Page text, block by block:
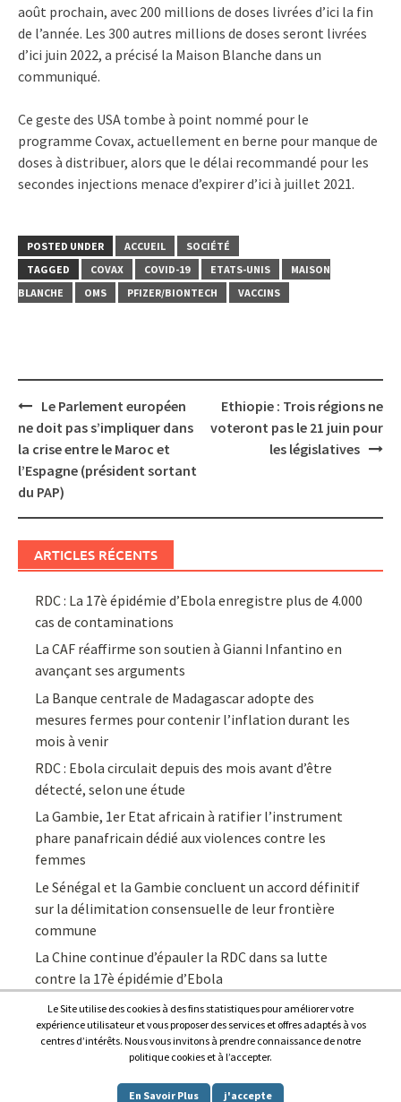
août prochain, avec 200 millions de doses livrées d’ici la fin
de l’année. Les 300 autres millions de doses seront livrées
d’ici juin 2022, a précisé la Maison Blanche dans un
communiqué.
Ce geste des USA tombe à point nommé pour le
programme Covax, actuellement en berne pour manque de
doses à distribuer, alors que le délai recommandé pour les
secondes injections menace d’expirer d’ici à juillet 2021.
POSTED UNDER ACCUEIL
SOCIÉTÉ
TAGGED
COVAX COVID-19 ETATS-UNIS
MAISON
BLANCHE
OMS PFIZER/BIONTECH VACCINS
Post
navigation
Le Parlement européen
ne doit pas s’impliquer dans
la crise entre le Maroc et
l’Espagne (président sortant
du PAP)
Ethiopie : Trois régions ne
voteront pas le 21 juin pour
les législatives
ARTICLES RÉCENTS
RDC : La 17è épidémie d’Ebola enregistre plus de 4.000
cas de contaminations
La CAF réaffirme son soutien à Gianni Infantino en
avançant ses arguments
La Banque centrale de Madagascar adopte des
mesures fermes pour contenir l’inflation durant les
mois à venir
RDC : Ebola circulait depuis des mois avant d’être
détecté, selon une étude
La Gambie, 1er Etat africain à ratifier l’instrument
phare panafricain dédié aux violences contre les
femmes
Le Sénégal et la Gambie concluent un accord définitif
sur la délimitation consensuelle de leur frontière
commune
La Chine continue d’épauler la RDC dans sa lutte
contre la 17è épidémie d’Ebola
Afrique7, l’info du continent en continu
Le Site utilise des cookies à des fins statistiques pour améliorer votre
expérience utilisateur et vous proposer des services et offres adaptés à vos
centres d’intérêts. Nous vous invitons à prendre connaissance de notre
politique cookies et à l’accepter.
En Savoir Plus j'accepte